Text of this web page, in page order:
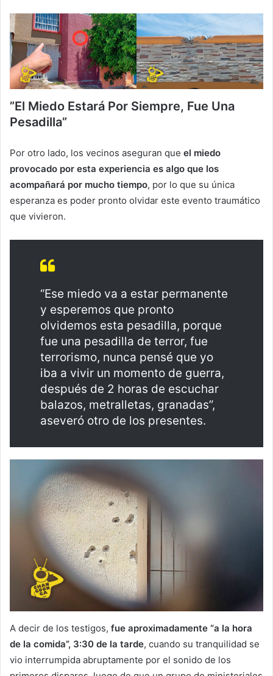
”El Miedo Estará Por Siempre, Fue Una
Pesadilla”
Por otro lado, los vecinos aseguran que el miedo
provocado por esta experiencia es algo que los
acompañará por mucho tiempo, por lo que su única
esperanza es poder pronto olvidar este evento traumático
que vivieron.
“Ese miedo va a estar permanente
y esperemos que pronto
olvidemos esta pesadilla, porque
fue una pesadilla de terror, fue
terrorismo, nunca pensé que yo
iba a vivir un momento de guerra,
después de 2 horas de escuchar
balazos, metralletas, granadas”,
aseveró otro de los presentes.
A decir de los testigos, fue aproximadamente “a la hora
de la comida”, 3:30 de la tarde, cuando su tranquilidad se
vio interrumpida abruptamente por el sonido de los